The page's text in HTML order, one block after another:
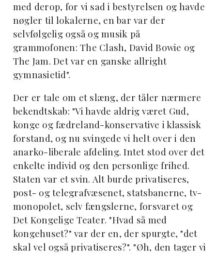
med derop, for vi sad i bestyrelsen og havde
nøgler til lokalerne, en bar var der
selvfølgelig også og musik på
grammofonen: The Clash, David Bowie og
The Jam. Det var en ganske allright
gymnasietid".
Der er tale om et slæng, der tåler nærmere
bekendtskab: "Vi havde aldrig været Gud,
konge og fædreland-konservative i klassisk
forstand, og nu svingede vi helt over i den
anarko-liberale afdeling. Intet stod over det
enkelte individ og den personlige frihed.
Staten var et svin. Alt burde privatiseres,
post- og telegrafvæsenet, statsbanerne, tv-
monopolet, selv fængslerne, forsvaret og
Det Kongelige Teater. "Hvad så med
kongehuset?" var der en, der spurgte, "det
skal vel også privatiseres?". "Øh, den tager vi